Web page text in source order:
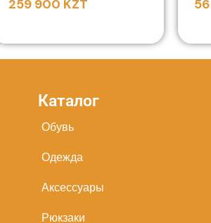
259 900 KZT
Каталог
Обувь
Одежда
Аксессуары
Рюкзаки